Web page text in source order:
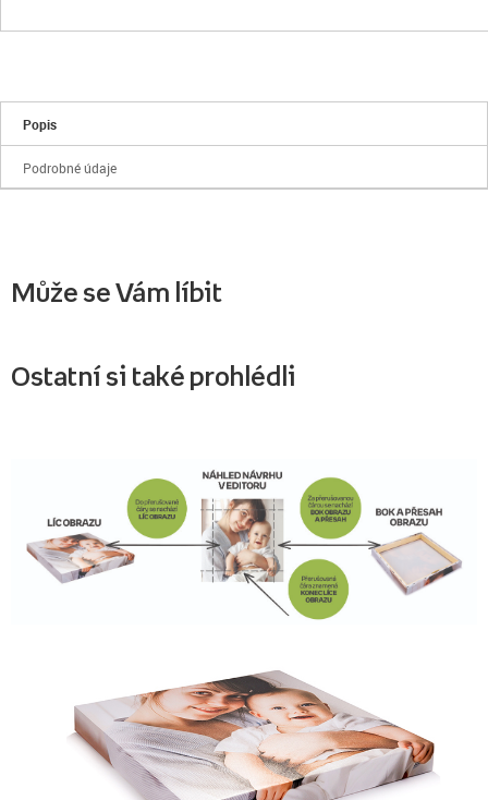
Popis
Podrobné údaje
Může se Vám líbit
Ostatní si také prohlédli